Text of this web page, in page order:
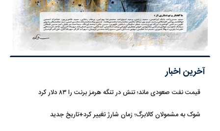
آخرین اخبار
قیمت نفت صعودی ماند؛ تنش در تنگه هرمز برنت را ۸۳ دلار کرد
شوک به مشمولان کالابرگ؛ زمان شارژ تغییر کرد+تاریخ جدید